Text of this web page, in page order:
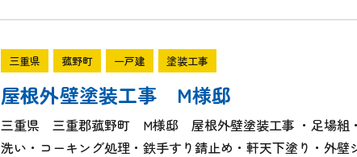
三重県 菰野町 一戸建 塗装工事
屋根外壁塗装工事 M様邸
三重県 三重郡菰野町 M様邸 屋根外壁塗装工事 ・足場組
洗い・コーキング処理・鉄手すり錆止め・軒天下塗り・外